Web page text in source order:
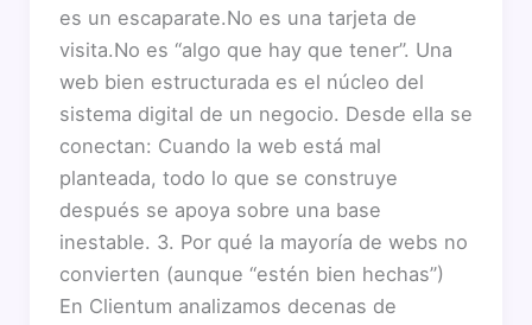
es un escaparate.No es una tarjeta de
visita.No es “algo que hay que tener”. Una
web bien estructurada es el núcleo del
sistema digital de un negocio. Desde ella se
conectan: Cuando la web está mal
planteada, todo lo que se construye
después se apoya sobre una base
inestable. 3. Por qué la mayoría de webs no
convierten (aunque “estén bien hechas”)
En Clientum analizamos decenas de